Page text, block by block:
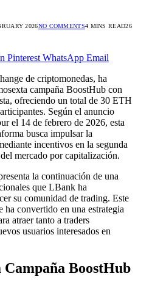
2026NO COMMENTS4 MINS READ26
Pinterest WhatsApp Email
de criptomonedas, ha
campaña BoostHub con
ofreciendo un total de 30 ETH
Según el anuncio
el 14 de febrero de 2026, esta
busca impulsar la
incentivos en la segunda
mercado por capitalización.
la continuación de una
que LBank ha
su comunidad de trading. Este
ha convertido en una estrategia
atraer tanto a traders
usuarios interesados en
BoostHub